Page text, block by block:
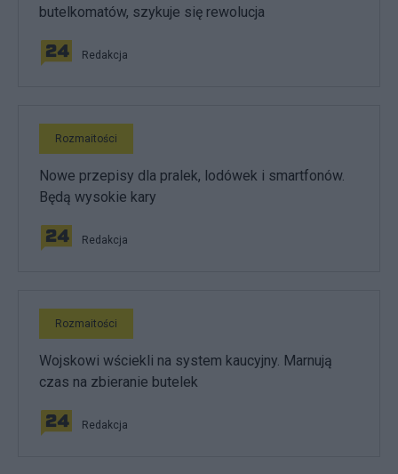
butelkomatów, szykuje się rewolucja
Redakcja
Rozmaitości
Nowe przepisy dla pralek, lodówek i smartfonów.
Będą wysokie kary
Redakcja
Rozmaitości
Wojskowi wściekli na system kaucyjny. Marnują
czas na zbieranie butelek
Redakcja